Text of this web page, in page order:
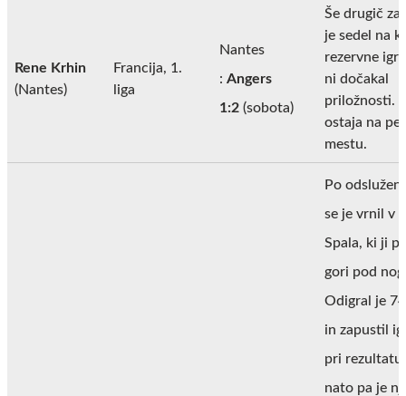
Rene Krhin
(Nantes)
Francija, 1.
liga
Nantes
: Angers
1:2 (sobota)
Še drugič
je sedel na
rezervne
ni dočakal
priložnosti.
ostaja na
mestu.
Po
se je vrnil v
Spala, ki ji
gori pod
Odigral je
in zapustil
pri rezultatu
nato pa je